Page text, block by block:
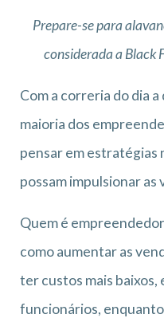
Prepare-se para
considerada a Black
Com a correria do dia
maioria dos
pensar em estratégias
possam impulsionar as
Quem é
como aumentar as
ter custos mais baixos,
funcionários,